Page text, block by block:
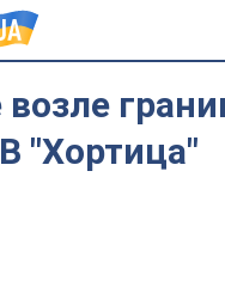
возле
"Хортица"